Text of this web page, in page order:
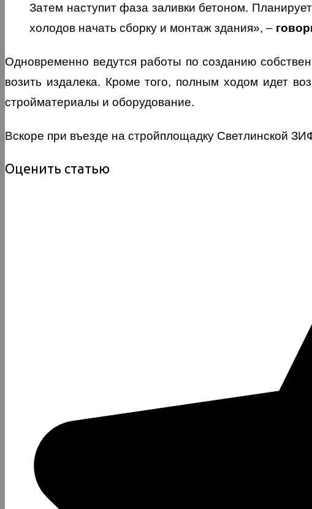
Затем наступит фаза заливки бетоном.
холодов начать сборку и монтаж здания», –
Одновременно ведутся работы по созданию
возить издалека. Кроме того, полным ходом идет
стройматериалы и оборудование.
Вскоре при въезде на стройплощадку Светлинской
Оценить статью